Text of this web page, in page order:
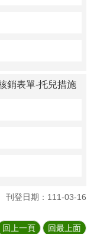
銷表單-托兒措施
刊登日期：111-03-16
回上一頁 回最上面